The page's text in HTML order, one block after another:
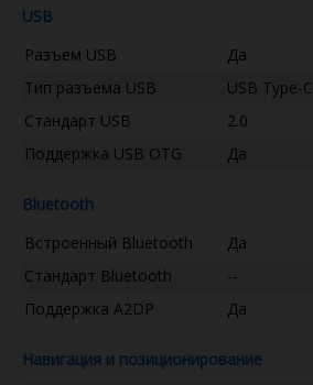
USB
Разъем USB
Да
Тип разъема USB
USB Type-C
Стандарт USB
2.0
Поддержка USB OTG
Да
Bluetooth
Встроенный Bluetooth
Да
Стандарт Bluetooth
--
Поддержка A2DP
Да
Навигация и позиционирование